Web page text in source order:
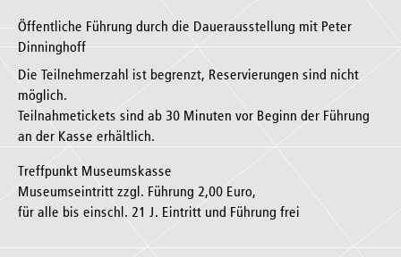
Öffentliche Führung durch die Dauerausstellung mit Peter
Dinninghoff
Die Teilnehmerzahl ist begrenzt, Reservierungen sind nicht
möglich.
Teilnahmetickets sind ab 30 Minuten vor Beginn der Führung
an der Kasse erhältlich.
Treffpunkt Museumskasse
Museumseintritt zzgl. Führung 2,00 Euro,
für alle bis einschl. 21 J. Eintritt und Führung frei